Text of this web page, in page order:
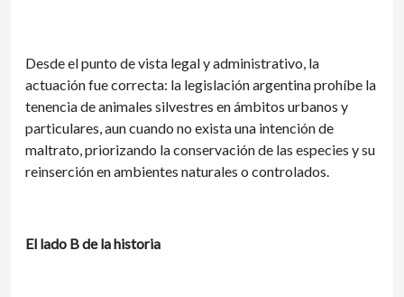
Desde el punto de vista legal y administrativo, la
actuación fue correcta: la legislación argentina prohíbe la
tenencia de animales silvestres en ámbitos urbanos y
particulares, aun cuando no exista una intención de
maltrato, priorizando la conservación de las especies y su
reinserción en ambientes naturales o controlados.
El lado B de la historia